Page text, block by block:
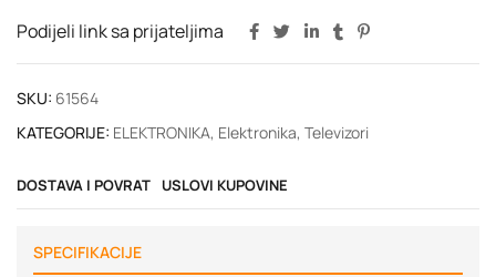
Podijeli link sa prijateljima
SKU: 61564
KATEGORIJE: ELEKTRONIKA, Elektronika, Televizori
DOSTAVA I POVRAT USLOVI KUPOVINE
SPECIFIKACIJE